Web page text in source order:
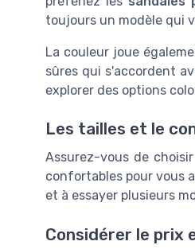
toujours un modèle qui
La couleur joue
sûres qui s'accordent
explorer des options
Les tailles et le
Assurez-vous de
confortables pour vous
et à essayer plusieurs
Considérer le prix